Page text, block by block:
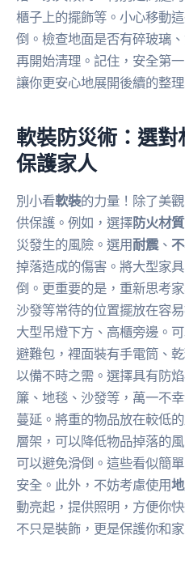
櫃子上的擺飾等。小心移動
倒。檢查地面是否有碎玻璃
再開始清理。記住，安全第一
讓你更安心地展開後續的整理
軟裝防災術：選對
保護家人
別小看軟裝的力量！除了美
供保護。例如，選擇防火材質
災發生的風險。選用耐震、
掉落造成的傷害。將大型家
倒。更重要的是，重新思考
沙發等常待的位置擺放在容
大型吊燈下方、高櫃旁邊。
避難包，裡面裝有手電筒、
以備不時之需。選擇具有防
簾、地毯、沙發等，萬一不
蔓延。將重的物品放在較低
層架，可以降低物品掉落的
可以避免滑倒。這些看似簡
安全。此外，不妨考慮使用
動亮起，提供照明，方便你
不只是裝飾，更是保護你和